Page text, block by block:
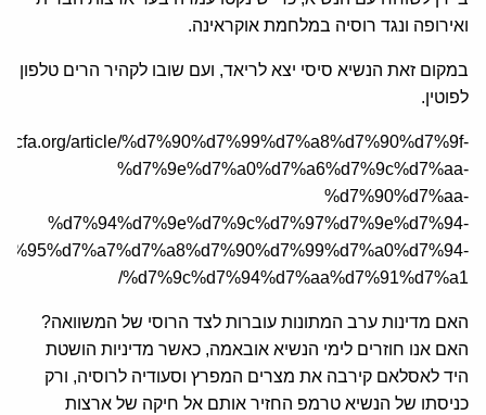
ואירופה ונגד רוסיה במלחמת אוקראינה.
במקום זאת הנשיא סיסי יצא לריאד, ועם שובו לקהיר הרים טלפון
לפוטין.
article/%d7%90%d7%99%d7%a8%d7%90%d7%9f-
%d7%9e%d7%a0%d7%a6%d7%9c%d7%aa-
%d7%90%d7%aa-
%d7%94%d7%9e%d7%9c%d7%97%d7%9e%d7%94-
%d7%9c%d7%94%d7%aa%d7%91%d7%a1/
האם מדינות ערב המתונות עוברות לצד הרוסי של המשוואה?
האם אנו חוזרים לימי הנשיא אובאמה, כאשר מדיניות הושטת
היד לאסלאם קירבה את מצרים המפרץ וסעודיה לרוסיה, ורק
כניסתו של הנשיא טרמפ החזיר אותם אל חיקה של ארצות